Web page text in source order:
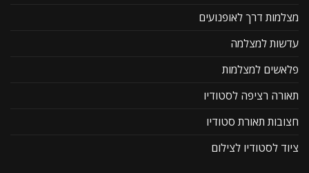
מצלמות דרך לאופנועים
עדשות למצלמה
פלאשים למצלמות
תאורה רציפה לסטודיו
חצובות תאורת סטודיו
ציוד לסטודיו לצילום